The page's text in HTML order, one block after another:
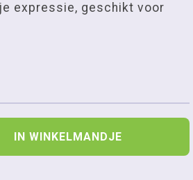
expressie, geschikt voor
IN WINKELMANDJE